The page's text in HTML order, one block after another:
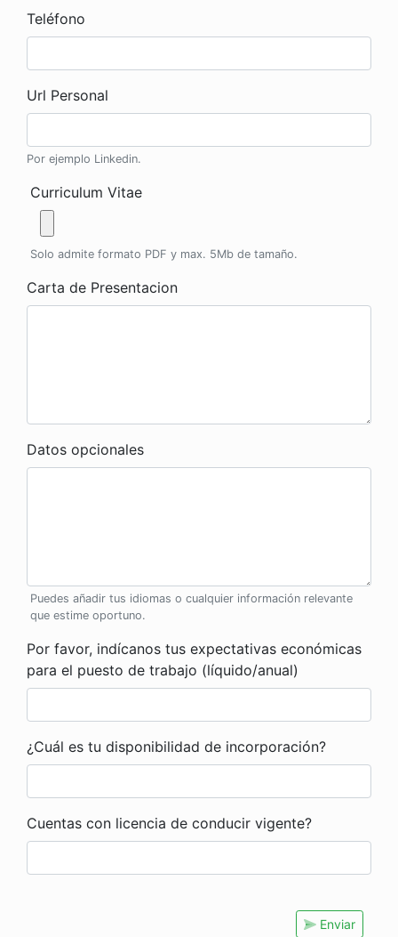
Teléfono
Url Personal
Por ejemplo Linkedin.
Curriculum Vitae
Solo admite formato PDF y max. 5Mb de tamaño.
Carta de Presentacion
Datos opcionales
Puedes añadir tus idiomas o cualquier información relevante
que estime oportuno.
Por favor, indícanos tus expectativas económicas
para el puesto de trabajo (líquido/anual)
¿Cuál es tu disponibilidad de incorporación?
Cuentas con licencia de conducir vigente?
Enviar